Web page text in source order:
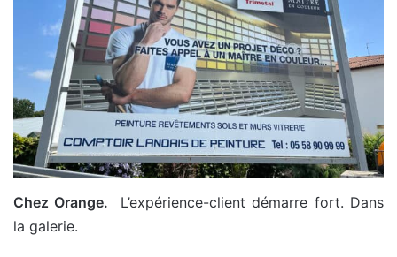
Chez Orange.
L’expérience-client démarre fort. Dans
la galerie.